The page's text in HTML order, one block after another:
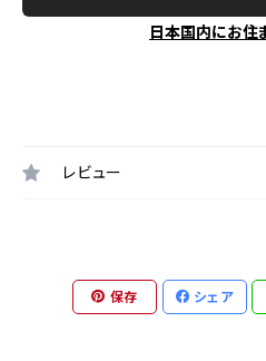
日本国内にお住
レビュー
保存 シェア